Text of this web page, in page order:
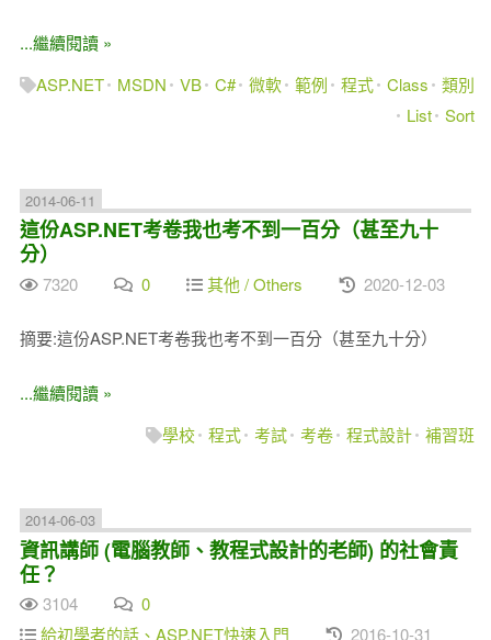
...繼續閱讀 »
ASP.NET
MSDN VB C# 微軟 範例 程式 Class
類別
List Sort
2014-06-11
這份ASP.NET考卷我也考不到一百分（甚至九十
分）
7320 0 其他 / Others 2020-12-03
摘要:這份ASP.NET考卷我也考不到一百分（甚至九十分）
...繼續閱讀 »
學校 程式 考試 考卷 程式設計 補習班
2014-06-03
資訊講師 (電腦教師、教程式設計的老師) 的社會責
任？
3104
0
給初學者的話、ASP.NET快速入門
2016-10-31